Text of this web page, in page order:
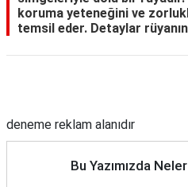
koruma yeteneğini ve
temsil eder. Detaylar
deneme reklam alanıdır
Bu Yazımızda